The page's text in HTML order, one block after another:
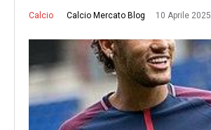
Calcio Calcio Mercato Blog 10 Aprile 2025